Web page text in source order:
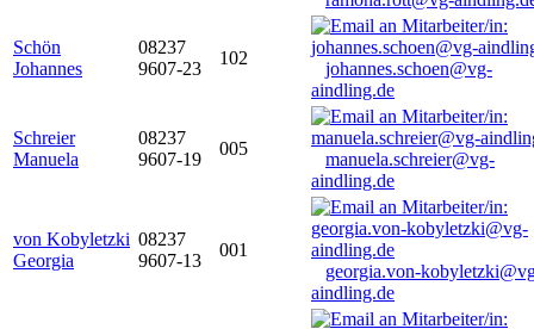
Schön
Johannes
08237
9607-23
102
johannes.schoen@vg-
aindling.de
Schreier
Manuela
08237
9607-19
005
manuela.schreier@vg-
aindling.de
von Kobyletzki
Georgia
08237
9607-13
001
georgia.von-
aindling.de